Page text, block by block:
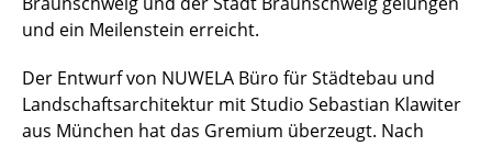
und ein Meilenstein erreicht.
Der Entwurf von NUWELA Büro für Städtebau und
Landschaftsarchitektur mit Studio Sebastian Klawiter
aus München hat das Gremium überzeugt. Nach